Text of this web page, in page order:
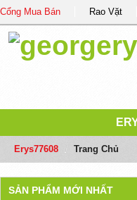
Cổng Mua Bán Rao Vặt
Erys77608 Trang Chủ
SẢN PHẨM MỚI NHẤT